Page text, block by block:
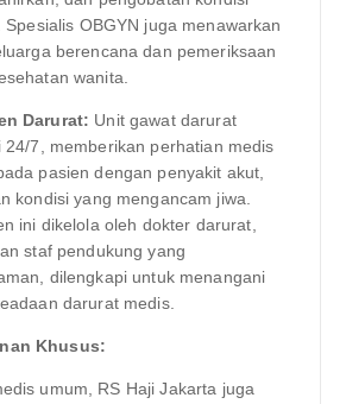
Spesialis OBGYN juga menawarkan
berencana dan pemeriksaan
wanita.
Darurat: Unit gawat darurat
24/7, memberikan perhatian medis
pasien dengan penyakit akut,
kondisi yang mengancam jiwa.
ini dikelola oleh dokter darurat,
staf pendukung yang
dilengkapi untuk menangani
darurat medis.
Khusus:
umum, RS Haji Jakarta juga